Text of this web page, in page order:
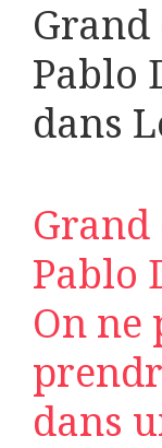
Pablo
dans
Pablo
On ne
dans